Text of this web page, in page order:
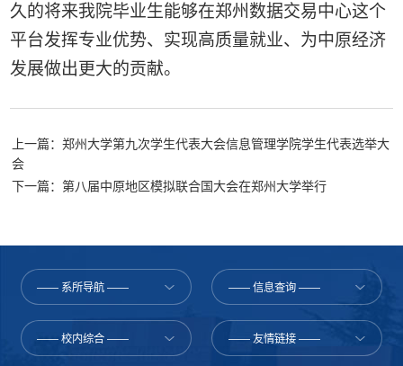
久的将来我院毕业生能够在郑州数据交易中心这个
平台发挥专业优势、实现高质量就业、为中原经济
发展做出更大的贡献。
上一篇：郑州大学第九次学生代表大会信息管理学院学生代表选举大
会
下一篇：第八届中原地区模拟联合国大会在郑州大学举行